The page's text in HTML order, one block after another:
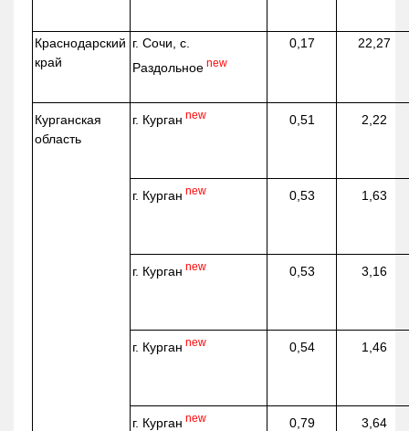
Краснодарский
край
г. Сочи, с.
Раздольное new
0,17 22,27
Курганская
область
г. Курган new 0,51 2,22
г. Курган new 0,53 1,63
г. Курган new 0,53 3,16
г. Курган new 0,54 1,46
г. Курган new 0,79 3,64